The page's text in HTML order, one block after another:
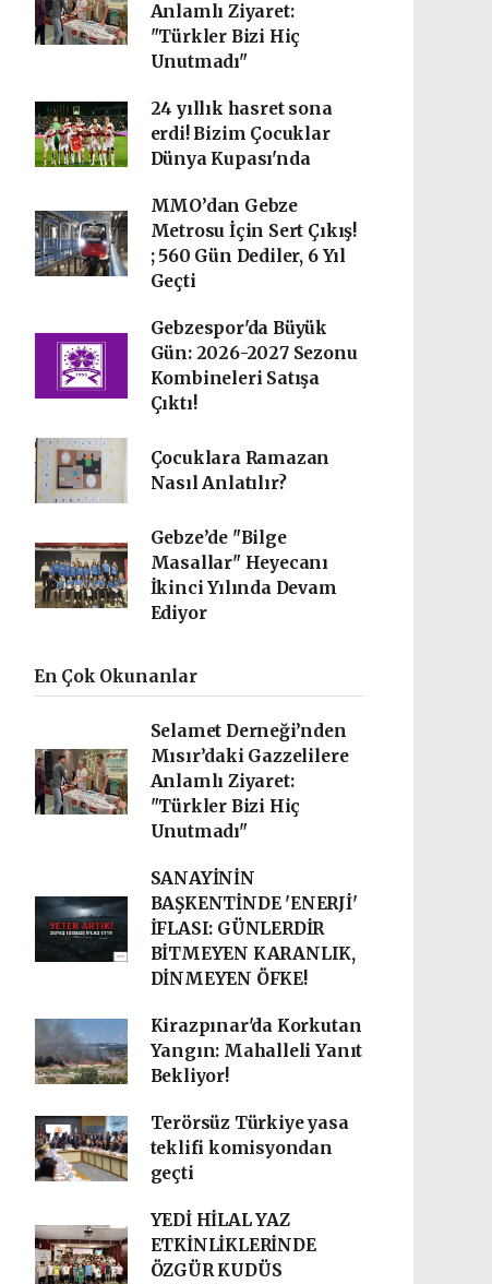
Anlamlı Ziyaret:
"Türkler Bizi Hiç
Unutmadı"
24 yıllık hasret sona
erdi! Bizim Çocuklar
Dünya Kupası'nda
MMO’dan Gebze
Metrosu İçin Sert Çıkış!
; 560 Gün Dediler, 6 Yıl
Geçti
Gebzespor'da Büyük
Gün: 2026-2027 Sezonu
Kombineleri Satışa
Çıktı!
Çocuklara Ramazan
Nasıl Anlatılır?
Gebze’de "Bilge
Masallar" Heyecanı
İkinci Yılında Devam
Ediyor
En Çok Okunanlar
Selamet Derneği’nden
Mısır’daki Gazzelilere
Anlamlı Ziyaret:
"Türkler Bizi Hiç
Unutmadı"
SANAYİNİN
BAŞKENTİNDE 'ENERJİ'
İFLASI: GÜNLERDİR
BİTMEYEN KARANLIK,
DİNMEYEN ÖFKE!
Kirazpınar'da Korkutan
Yangın: Mahalleli Yanıt
Bekliyor!
Terörsüz Türkiye yasa
teklifi komisyondan
geçti
YEDİ HİLAL YAZ
ETKİNLİKLERİNDE
ÖZGÜR KUDÜS